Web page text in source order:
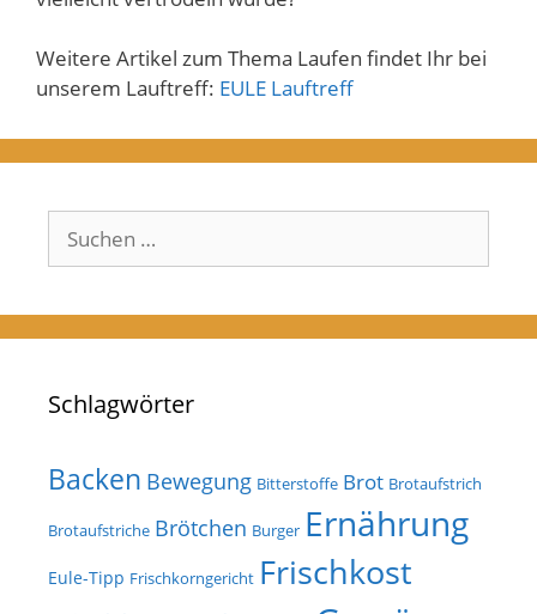
Weitere Artikel zum Thema Laufen findet Ihr bei
unserem Lauftreff: EULE Lauftreff
Suchen
nach:
Schlagwörter
Backen Bewegung Bitterstoffe Brot Brotaufstrich
Brotaufstriche Brötchen Burger Ernährung
Eule-Tipp Frischkorngericht Frischkost